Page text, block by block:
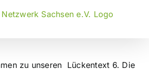
zu unseren Lückentext 6. Die